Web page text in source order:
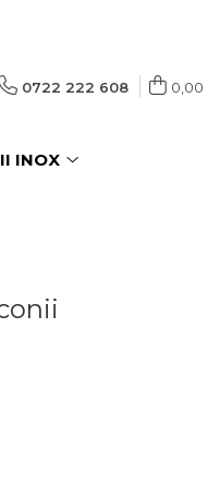
0722 222 608 0,00
INOX